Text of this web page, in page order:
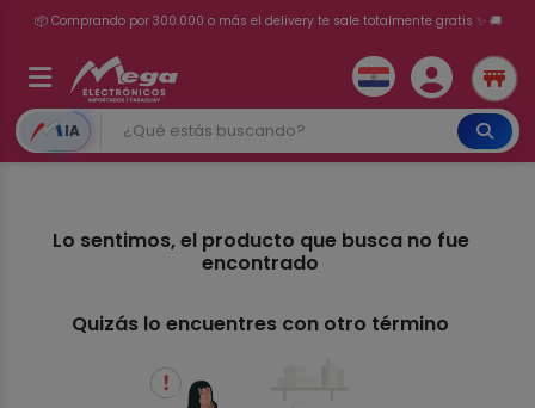
📦 Comprando por 300.000 o más el delivery te sale totalmente gratis ✨ 🚚
💳 ¡HASTA 24 CUOTAS SIN INTERÉS con tarjetas adheridas!
IA
Lo sentimos, el producto que busca no fue
encontrado
Quizás lo encuentres con otro término